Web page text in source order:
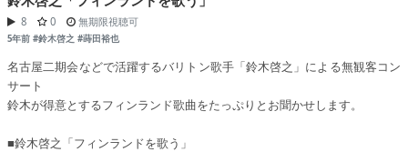
8 0 無期限視聴可
5年前 #鈴木啓之 #蒔田裕也
名古屋二期会などで活躍するバリトン歌手「鈴木啓之」による無観客コン
サート
鈴木が得意とするフィンランド歌曲をたっぷりとお聞かせします。
■鈴木啓之「フィンランドを歌う」